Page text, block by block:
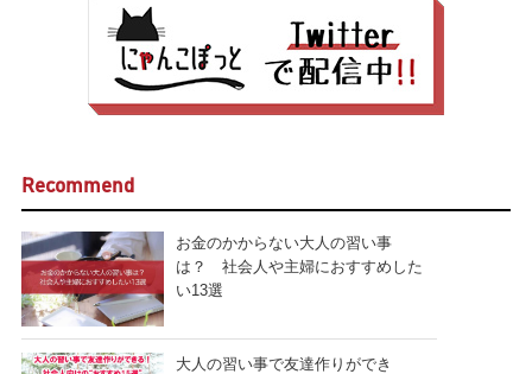
Recommend
お金のかからない大人の習い事
は？ 社会人や主婦におすすめした
い13選
大人の習い事で友達作りができ